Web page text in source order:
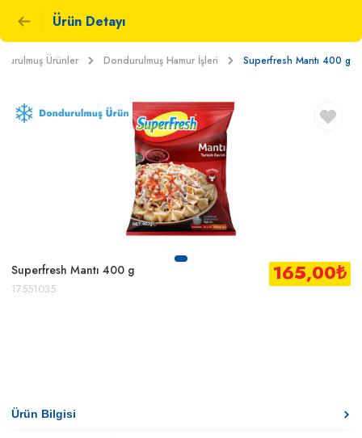
Ürün Detayı
Ürünler Dondurulmuş Hamur İşleri Superfresh Mantı 400 g
Superfresh Mantı 400 g
17551035
165,00₺
Ürün Bilgisi